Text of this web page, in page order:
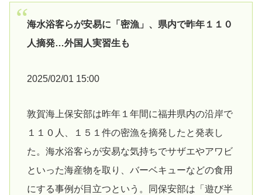
海水浴客らが安易に「密漁」、県内で昨年１１０
人摘発…外国人実習生も
2025/02/01 15:00
敦賀海上保安部は昨年１年間に福井県内の沿岸で
１１０人、１５１件の密漁を摘発したと発表し
た。海水浴客らが安易な気持ちでサザエやアワビ
といった海産物を取り、バーベキューなどの食用
にする事例が目立つという。同保安部は「遊び半